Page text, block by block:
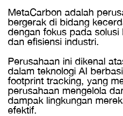
MetaCarbon adalah
bergerak di bidang
dengan fokus pada solusi
dan efisiensi industri.
Perusahaan ini dikenal
dalam teknologi AI
footprint tracking, yang
perusahaan mengelola
dampak lingkungan
efektif.